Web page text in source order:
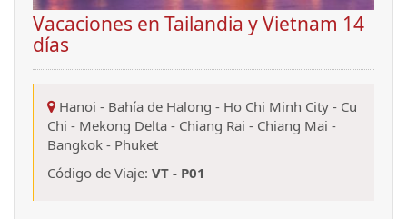
Vacaciones en Tailandia y Vietnam 14
días
Hanoi - Bahía de Halong - Ho Chi Minh City - Cu
Chi - Mekong Delta - Chiang Rai - Chiang Mai -
Bangkok - Phuket
Código de Viaje: VT - P01